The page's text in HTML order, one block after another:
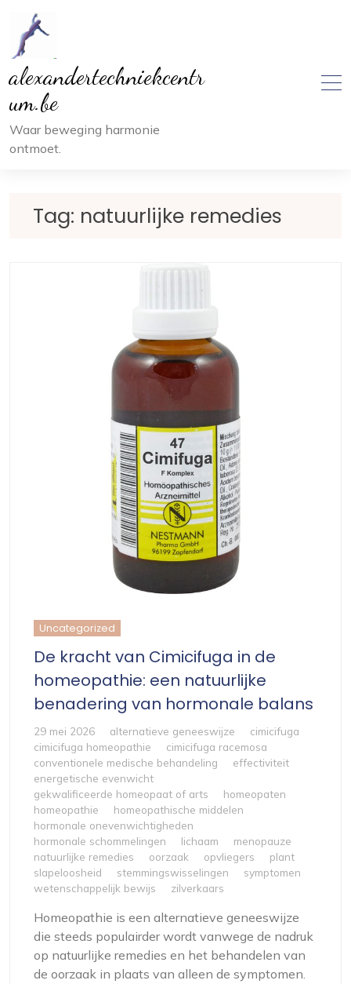
inhoud
alexandertechniekcentr
um.be
Waar beweging harmonie
ontmoet.
Tag: natuurlijke remedies
Uncategorized
De kracht van Cimicifuga in de
homeopathie: een natuurlijke
benadering van hormonale balans
29 mei 2026 alternatieve geneeswijze
cimicifuga
cimicifuga homeopathie
cimicifuga racemosa
conventionele medische behandeling
effectiviteit
energetische evenwicht
gekwalificeerde homeopaat of arts
homeopaten
homeopathie
homeopathische middelen
hormonale onevenwichtigheden
hormonale schommelingen
lichaam
menopauze
natuurlijke remedies
oorzaak opvliegers
plant
slapeloosheid
stemmingswisselingen
symptomen
wetenschappelijk bewijs
zilverkaars
Homeopathie is een alternatieve geneeswijze
die steeds populairder wordt vanwege de nadruk
op natuurlijke remedies en het behandelen van
de oorzaak in plaats van alleen de symptomen.